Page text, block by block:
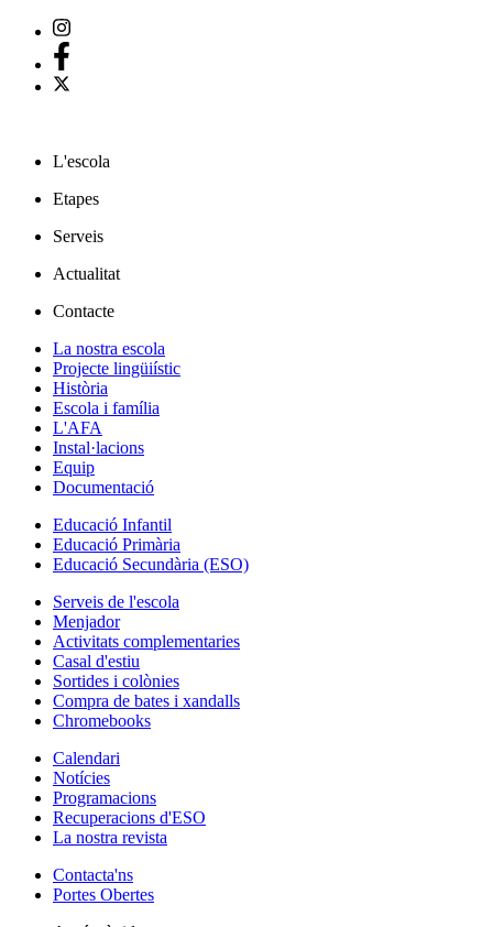
L'escola
Etapes
Serveis
Actualitat
Contacte
La nostra escola
Projecte lingüiístic
Història
Escola i família
L'AFA
Instal·lacions
Equip
Documentació
Educació Infantil
Educació Primària
Educació Secundària (ESO)
Serveis de l'escola
Menjador
Activitats complementaries
Casal d'estiu
Sortides i colònies
Compra de bates i xandalls
Chromebooks
Calendari
Notícies
Programacions
Recuperacions d'ESO
La nostra revista
Contacta'ns
Portes Obertes